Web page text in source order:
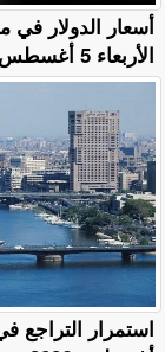
أسعار الدولار في
الأربعاء 5 أغسطس 2026